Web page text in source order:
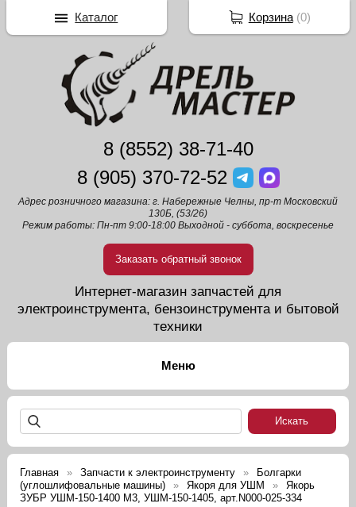
8 (8552) 38-71-40
8 (905) 370-72-52
Адрес розничного магазина: г. Набережные Челны, пр-т Московский
130Б, (53/26)
Режим работы: Пн-пт 9:00-18:00 Выходной - суббота, воскресенье
Заказать обратный звонок
Интернет-магазин запчастей для
электроинструмента, бензоинструмента и бытовой
техники
Главная Запчасти к электроинструменту
Болгарки
(углошлифовальные машины)
Якоря для УШМ
Якорь
ЗУБР УШМ-150-1400 М3, УШМ-150-1405, арт.N000-025-334
Корзина(0)
Каталог